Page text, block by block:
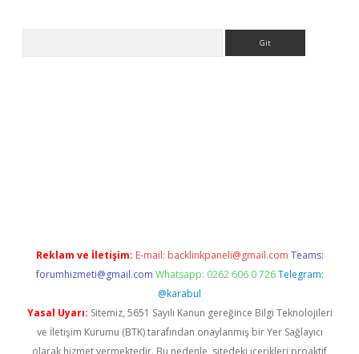
Reklam ve İletişim: E-mail: backlinkpaneli@gmail.com Teams:
forumhizmeti@gmail.com Whatsapp: 0262 606 0 726 Telegram:
@karabul
Yasal Uyarı: Sitemiz, 5651 Sayılı Kanun gereğince Bilgi Teknolojileri
ve İletişim Kurumu (BTK) tarafından onaylanmış bir Yer Sağlayıcı
olarak hizmet vermektedir. Bu nedenle, sitedeki içerikleri proaktif